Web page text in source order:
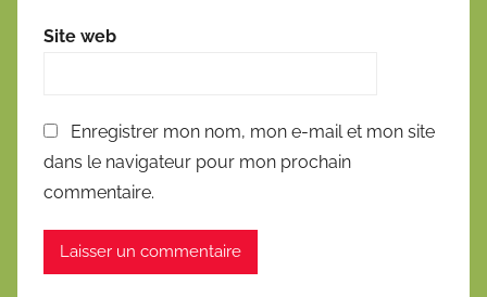
Site web
Enregistrer mon nom, mon e-mail et mon site
dans le navigateur pour mon prochain
commentaire.